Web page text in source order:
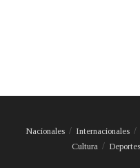
Nacionales Internacionales
Cultura
Deportes